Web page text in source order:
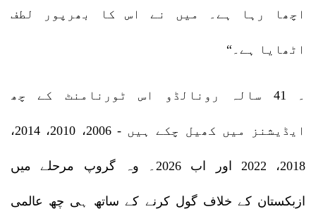
اچھا رہا ہے۔ میں نے اس کا بھرپور لطف
اٹھایا ہے۔“
۔ 41 سالہ رونالڈو اس ٹورنامنٹ کے چھ
ایڈیشنز میں کھیل چکے ہیں - 2006، 2010، 2014،
2018، 2022 اور اب 2026۔ وہ گروپ مرحلے میں
ازبکستان کے خلاف گول کرنے کے ساتھ ہی چھ عالمی